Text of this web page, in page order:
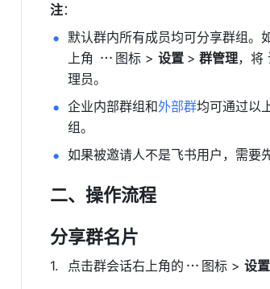
注：
默认群内所有成员均可分享群组。
上角
图标 > 设置 > 群管理，将
理员。
企业内部群组和外部群均可通过以
组。
如果被邀请人不是飞书用户，需要
二、操作流程
分享群名片
点击群会话右上角的 图标 > 设置